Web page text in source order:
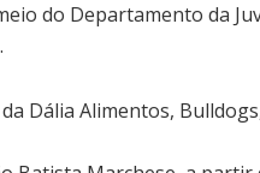
do Departamento da
Dália Alimentos,